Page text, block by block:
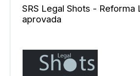
SRS Legal Shots - Reforma
aprovada